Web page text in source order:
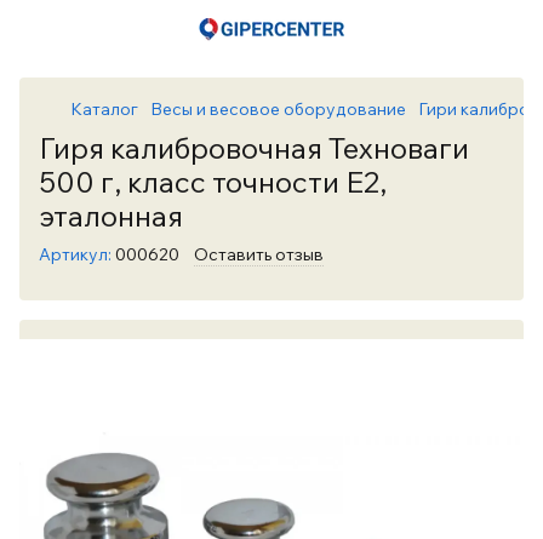
Каталог Весы и весовое оборудование Гири
Гиря калибровочная Техноваги
500 г, класс точности Е2,
эталонная
Артикул: 000620 Оставить отзыв